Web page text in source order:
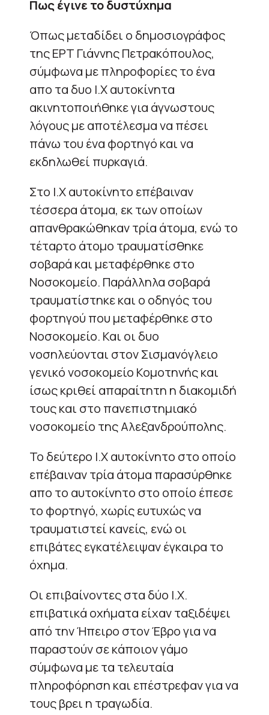
Πως έγινε το δυστύχημα
Όπως μεταδίδει ο δημοσιογράφος
της ΕΡΤ Γιάννης Πετρακόπουλος,
σύμφωνα με πληροφορίες το ένα
απο τα δυο Ι.Χ αυτοκίνητα
ακινητοποιήθηκε για άγνωστους
λόγους με αποτέλεσμα να πέσει
πάνω του ένα φορτηγό και να
εκδηλωθεί πυρκαγιά.
Στο Ι.Χ αυτοκίνητο επέβαιναν
τέσσερα άτομα, εκ των οποίων
απανθρακώθηκαν τρία άτομα, ενώ το
τέταρτο άτομο τραυματίσθηκε
σοβαρά και μεταφέρθηκε στο
Νοσοκομείο. Παράλληλα σοβαρά
τραυματίστηκε και ο οδηγός του
φορτηγού που μεταφέρθηκε στο
Νοσοκομείο. Και οι δυο
νοσηλεύονται στον Σισμανόγλειο
γενικό νοσοκομείο Κομοτηνής και
ίσως κριθεί απαραίτητη η διακομιδή
τους και στο πανεπιστημιακό
νοσοκομείο της Αλεξανδρούπολης.
Το δεύτερο Ι.Χ αυτοκίνητο στο οποίο
επέβαιναν τρία άτομα παρασύρθηκε
απο το αυτοκίνητο στο οποίο έπεσε
το φορτηγό, χωρίς ευτυχώς να
τραυματιστεί κανείς, ενώ οι
επιβάτες εγκατέλειψαν έγκαιρα το
όχημα.
Οι επιβαίνοντες στα δύο Ι.Χ.
επιβατικά οχήματα είχαν ταξιδέψει
από την Ήπειρο στον Έβρο για να
παραστούν σε κάποιον γάμο
σύμφωνα με τα τελευταία
πληροφόρηση και επέστρεφαν για να
τους βρει η τραγωδία.